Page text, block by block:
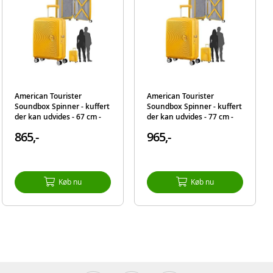
og
American Tourister
Soundbox Spinner - kuffert
der kan udvides - 67 cm -
865,-
Køb nu
American Tourister
Soundbox Spinner - kuffert
der kan udvides - 77 cm -
965,-
Køb nu